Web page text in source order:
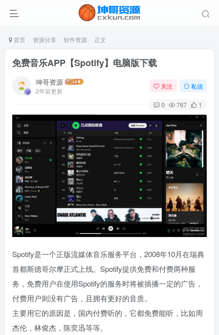
首页 资源分享 软件资源 正文
免费音乐APP【Spotify】电脑版下载
坤哥资源
2年前更新
关注 私信
0 767 1
Spotify是一个正版流媒体音乐服务平台，2008年10月在瑞典
首都斯德哥尔摩正式上线。Spotify提供免费和付费两种服
务，免费用户在使用Spotify的服务时将被插播一定的广告，
付费用户则没有广告，且拥有更好的音质。
主要用它的原因是，国内付费听的，它都免费能听，比如周
杰伦，林俊杰，陈奕迅等等。